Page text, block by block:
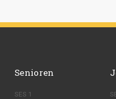
Senioren
SES 1